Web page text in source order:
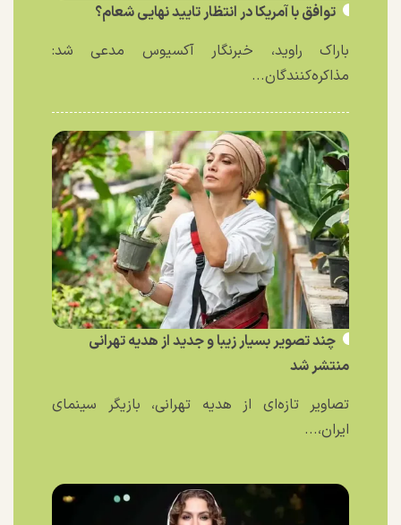
توافق با آمریکا در انتظار تایید نهایی شعام؟
باراک راوید، خبرنگار آکسیوس مدعی شد:
مذاکره‌کنندگان...
چند تصویر بسیار زیبا و جدید از هدیه تهرانی
منتشر شد
تصاویر تازه‌ای از هدیه تهرانی، بازیگر سینمای
ایران،...